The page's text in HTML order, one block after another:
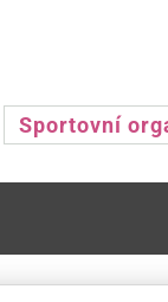
Sportovní